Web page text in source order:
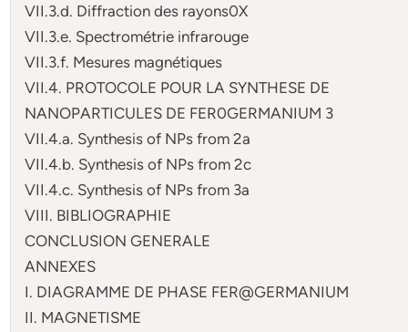
VII.3.d. Diffraction des rayons0X
VII.3.e. Spectrométrie infrarouge
VII.3.f. Mesures magnétiques
VII.4. PROTOCOLE POUR LA SYNTHESE DE
NANOPARTICULES DE FER0GERMANIUM 3
VII.4.a. Synthesis of NPs from 2a
VII.4.b. Synthesis of NPs from 2c
VII.4.c. Synthesis of NPs from 3a
VIII. BIBLIOGRAPHIE
CONCLUSION GENERALE
ANNEXES
I. DIAGRAMME DE PHASE FER@GERMANIUM
II. MAGNETISME